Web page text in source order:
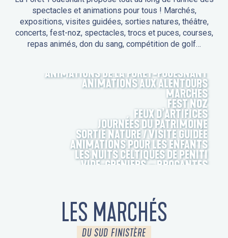
spectacles et animations pour tous ! Marchés,
expositions, visites guidées, sorties natures, théâtre,
concerts, fest-noz, spectacles, trocs et puces, courses,
repas animés, don du sang, compétition de golf…
ANIMATIONS DE LA FORÊT-FOUESNANT
ANIMATIONS AUX ALENTOURS
MARCHÉS
FEST NOZ
FEUX D’ARTIFICES
JOURNÉES DU PATRIMOINE
SORTIE NATURE / VISITE GUIDÉE
ANIMATIONS POUR LES ENFANTS
LES NUITS CELTIQUES DE PENITI
VIDE-GRENIERS – BROCANTES
LES MARCHÉS
DU SUD FINISTÈRE